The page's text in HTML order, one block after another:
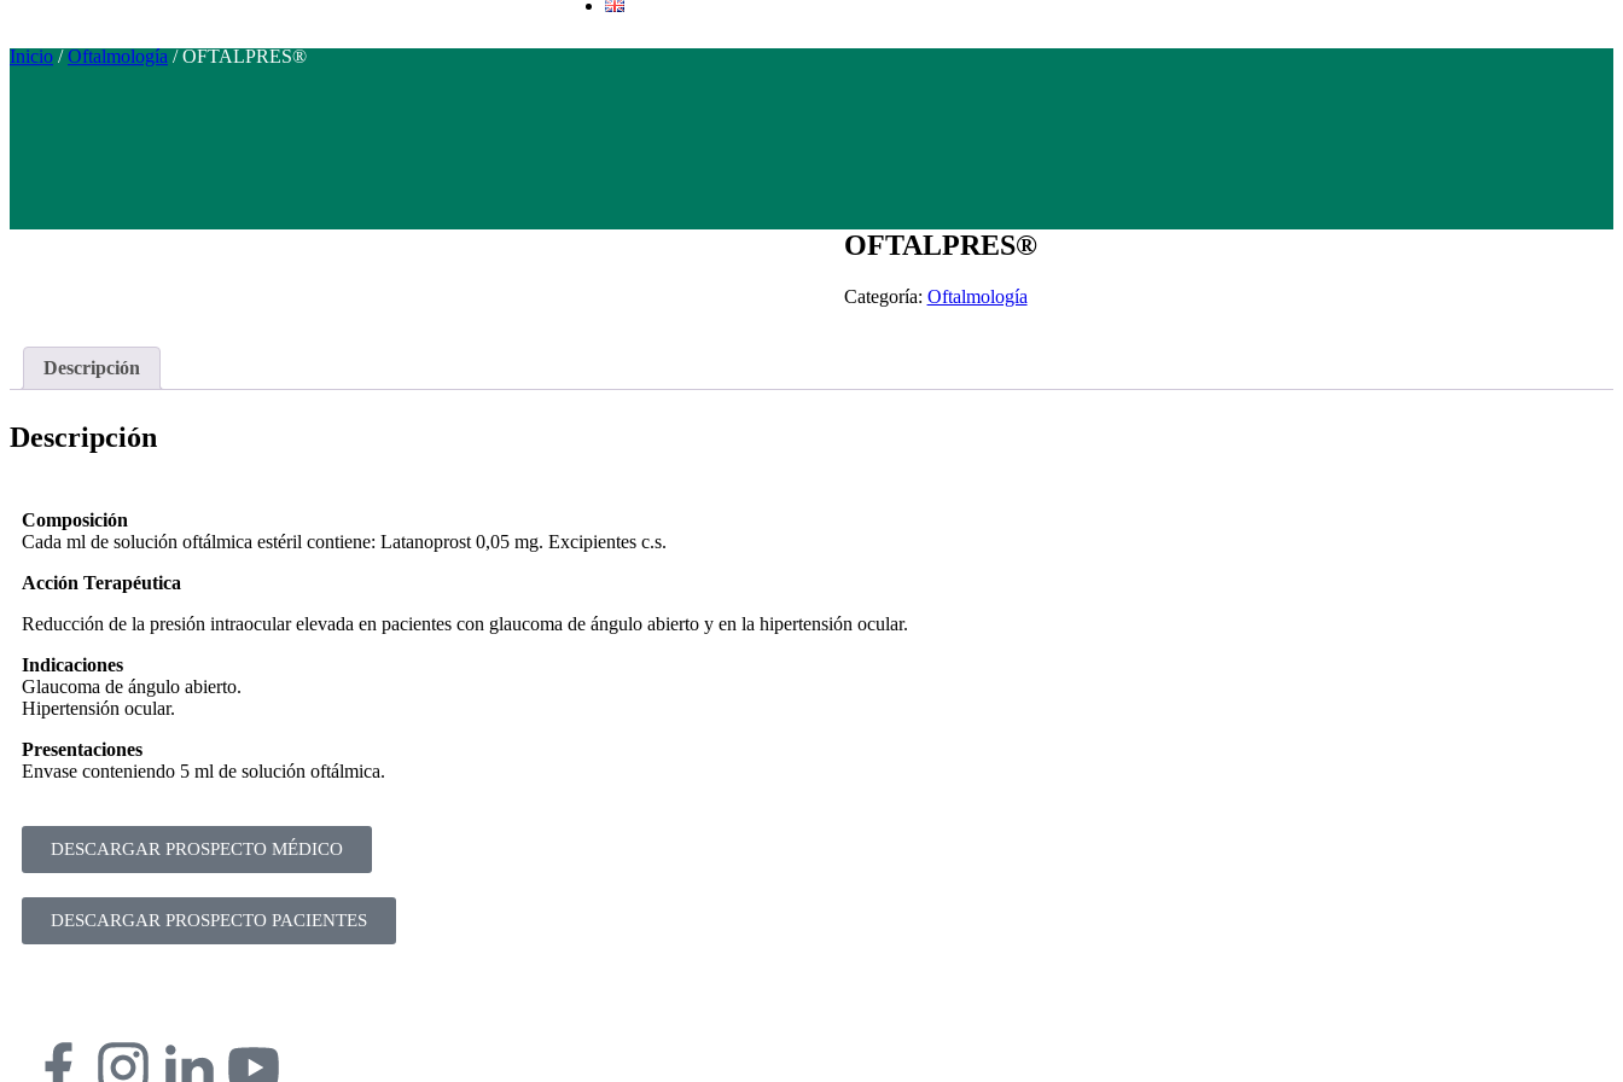
Inicio /Oftalmología / OFTALPRES®
OFTALPRES®
Categoría: Oftalmología
Descripción
Descripción
Composición
Cada ml de solución oftálmica estéril contiene: Latanoprost 0,05 mg. Excipientes c.s.
Acción Terapéutica
Reducción de la presión intraocular elevada en pacientes con glaucoma de ángulo abierto y en la hipertensión ocular.
Indicaciones
Glaucoma de ángulo abierto.
Hipertensión ocular.
Presentaciones
Envase conteniendo 5 ml de solución oftálmica.
DESCARGAR PROSPECTO MÉDICO
DESCARGAR PROSPECTO PACIENTES